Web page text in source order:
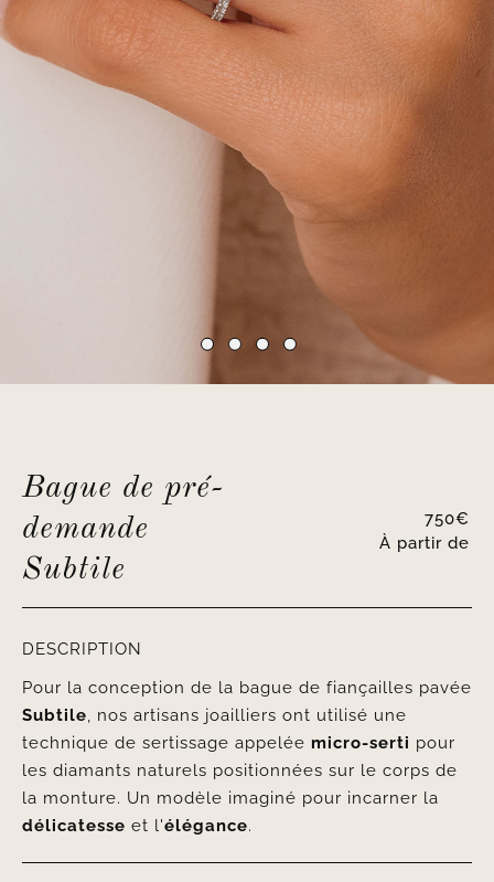
Bague de pré-
demande
Subtile
À partir de
750€
DESCRIPTION
Pour la conception de la bague de fiançailles pavée
Subtile, nos artisans joailliers ont utilisé une
technique de sertissage appelée micro-serti pour
les diamants naturels positionnées sur le corps de
la monture. Un modèle imaginé pour incarner la
délicatesse et l'élégance.